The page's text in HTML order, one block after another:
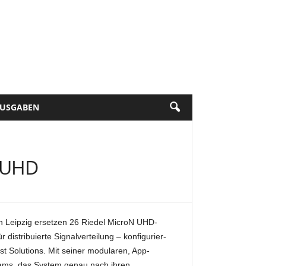
ersetzen 26 Riedel MicroN UHD-
distribuierte Signalverteilung – konfigurier-
Solutions. Mit seiner modularen, App-